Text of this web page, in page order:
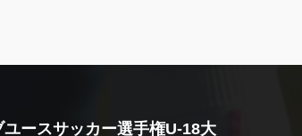
ースサッカー選手権U-18大